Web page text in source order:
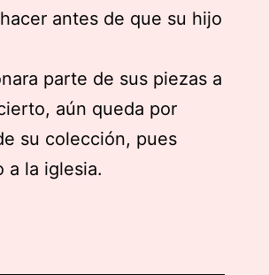
antes de que su hijo
parte de sus piezas a
aún queda por
su colección, pues
a la iglesia.